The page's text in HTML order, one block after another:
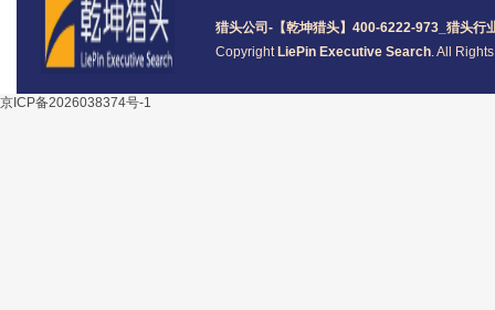
猎头公司 -【乾坤猎头】400-6222-973_ 猎头行
Copyright LiePin Executive Search. All
京ICP备2026038374号-1